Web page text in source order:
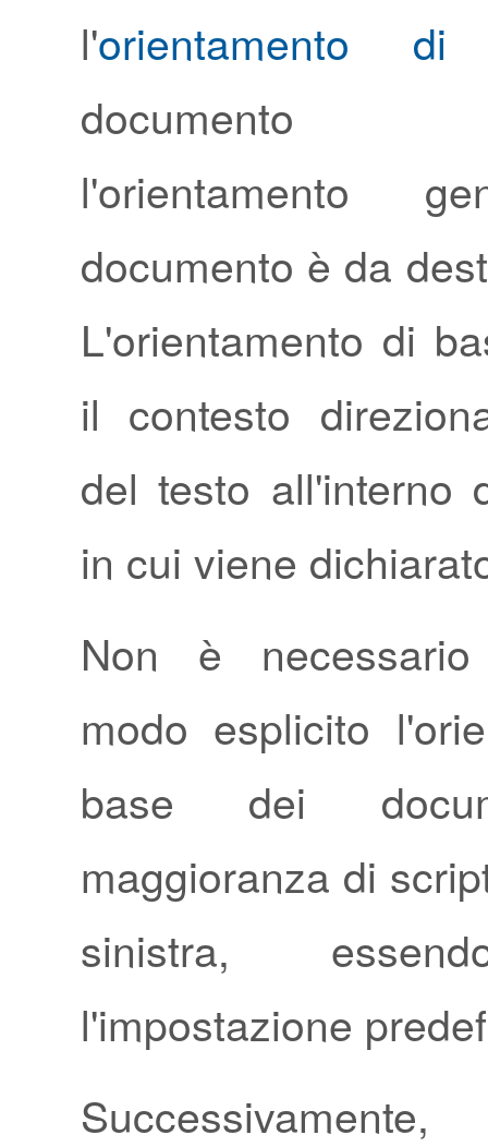
l'orientamento di
documento
l'orientamento
documento è da
L'orientamento di
il contesto
del testo all'interno
in cui viene
Non è
modo esplicito
base dei
maggioranza di
sinistra,
l'impostazione